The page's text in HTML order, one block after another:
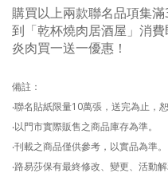
購買以上兩款聯名品項集滿
到「乾杯燒肉居酒屋」消
炎肉買一送一優惠 ！
備註：
‧聯名貼紙限量10萬張，送完為止，
‧以門市實際販售之商品庫存為準。
‧刊載之商品僅供參考，以實品為準。
‧路易莎保有最終修改、變更、活動